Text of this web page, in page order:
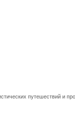
путешествий и